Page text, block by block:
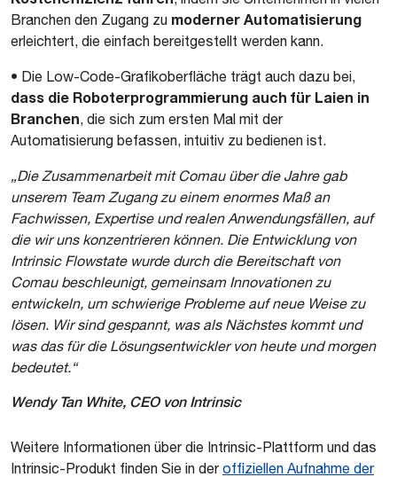
Branchen den Zugang zu moderner Automatisierung
erleichtert, die einfach bereitgestellt werden kann.
• Die Low-Code-Grafikoberfläche trägt auch dazu bei,
dass die Roboterprogrammierung auch für Laien in
Branchen, die sich zum ersten Mal mit der
Automatisierung befassen, intuitiv zu bedienen ist.
„Die Zusammenarbeit mit Comau über die Jahre gab
unserem Team Zugang zu einem enormes Maß an
Fachwissen, Expertise und realen Anwendungsfällen, auf
die wir uns konzentrieren können. Die Entwicklung von
Intrinsic Flowstate wurde durch die Bereitschaft von
Comau beschleunigt, gemeinsam Innovationen zu
entwickeln, um schwierige Probleme auf neue Weise zu
lösen. Wir sind gespannt, was als Nächstes kommt und
was das für die Lösungsentwickler von heute und morgen
bedeutet.“
Wendy Tan White, CEO von Intrinsic
Weitere Informationen über die Intrinsic-Plattform und das
Intrinsic-Produkt finden Sie in deroffiziellen Aufnahme der